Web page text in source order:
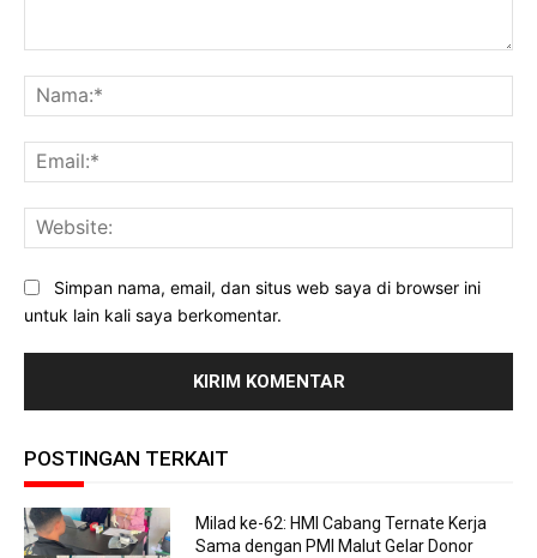
Simpan nama, email, dan situs web saya di browser ini
untuk lain kali saya berkomentar.
POSTINGAN TERKAIT
Milad ke-62: HMI Cabang Ternate Kerja
Sama dengan PMI Malut Gelar Donor